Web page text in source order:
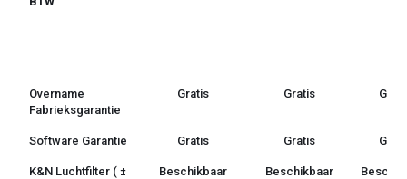
Overname
Fabrieksgarantie
Gratis Gratis
Software Garantie Gratis Gratis
K&N Luchtfilter ( ±
Beschikbaar Beschikbaar